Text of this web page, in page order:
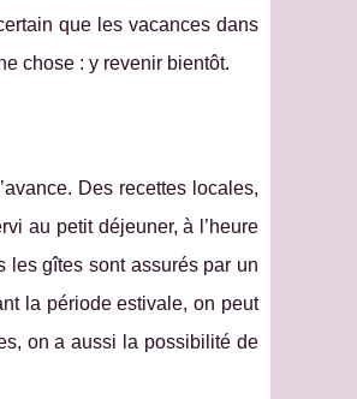
que les vacances dans
chose : y revenir bientôt.
Des recettes locales,
au petit déjeuner, à l’heure
les gîtes sont assurés par un
la période estivale, on peut
on a aussi la possibilité de